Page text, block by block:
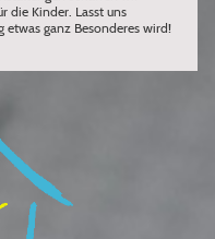
die Kinder. Lasst uns
etwas ganz Besonderes wird!